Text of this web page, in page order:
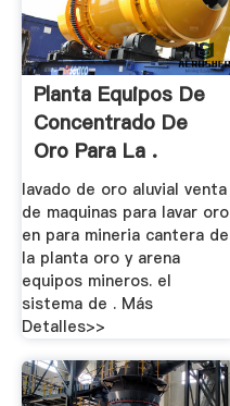
Planta Equipos De
Concentrado De
Oro Para La .
lavado de oro aluvial venta
de maquinas para lavar oro
en para mineria cantera de
la planta oro y arena
equipos mineros. el
sistema de . Más
Detalles>>